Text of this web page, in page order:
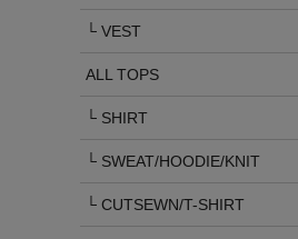
└ VEST
ALL TOPS
└ SHIRT
└ SWEAT/HOODIE/KNIT
└ CUTSEWN/T-SHIRT